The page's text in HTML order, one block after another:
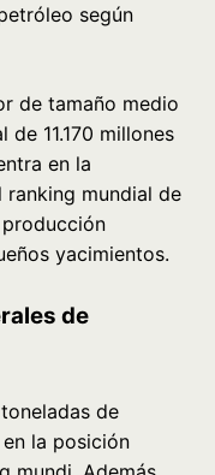
según
de tamaño medio
11.170 millones
en la
ranking mundial de
yacimientos.
de
de
la posición